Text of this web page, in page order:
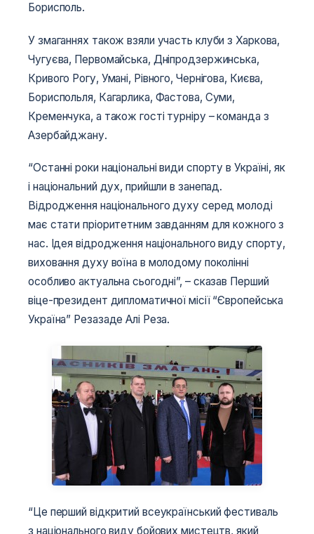
Борисполь.
У змаганнях також взяли участь клуби з Харкова,
Чугуєва, Первомайська, Дніпродзержинська,
Кривого Рогу, Умані, Рівного, Чернігова, Києва,
Бориспольля, Кагарлика, Фастова, Суми,
Кременчука, а також гості турніру – команда з
Азербайджану.
“Останні роки національні види спорту в Україні, як
і національний дух, прийшли в занепад.
Відродження національного духу серед молоді
має стати пріоритетним завданням для кожного з
нас. Ідея відродження національного виду спорту,
виховання духу воїна в молодому поколінні
особливо актуальна сьогодні”, – сказав Перший
віце-президент дипломатичної місії “Європейська
Україна” Резазаде Алі Реза.
“Це перший відкритий всеукраїнський фестиваль
з національного виду бойових мистецтв, який